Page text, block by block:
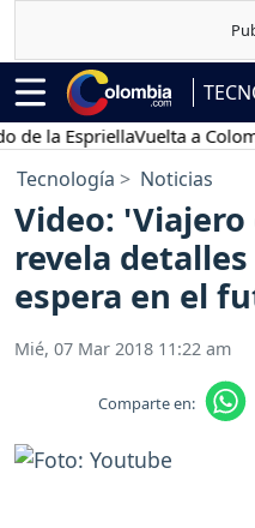
la EspriellaVuelta a Colombia
Tecnología Noticias
Video:
revela
espera en el
Mié, 07 Mar 2018 11:22 am
Comparte en: